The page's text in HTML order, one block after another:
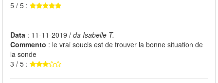
5 / 5 :
Data : 11-11-2019 / da Isabelle T.
Commento : le vrai soucis est de trouver la bonne situation de
la sonde
3 / 5 :